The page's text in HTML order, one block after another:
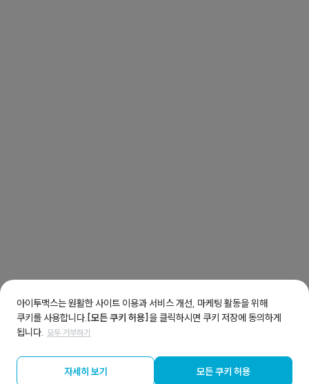
아이투맥스는 원활한 사이트 이용과 서비스 개선, 마케팅 활동을 위해
쿠키를 사용합니다. [모든 쿠키 허용]을 클릭하시면 쿠키 저장에 동의하게
됩니다. 모두 거부하기
자세히 보기 모든 쿠키 허용